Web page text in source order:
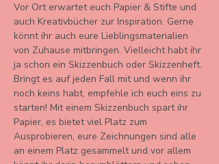
Vor Ort erwartet euch Papier & Stifte und
auch Kreativbücher zur Inspiration. Gerne
könnt ihr auch eure Lieblingsmaterialien
von Zuhause mitbringen. Vielleicht habt ihr
ja schon ein Skizzenbuch oder Skizzenheft.
Bringt es auf jeden Fall mit und wenn ihr
noch keins habt, empfehle ich euch eins zu
starten! Mit einem Skizzenbuch spart ihr
Papier, es bietet viel Platz zum
Ausprobieren, eure Zeichnungen sind alle
an einem Platz gesammelt und vor allem